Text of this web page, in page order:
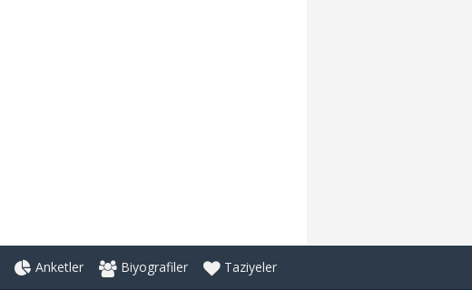
Anketler Biyografiler Taziyeler